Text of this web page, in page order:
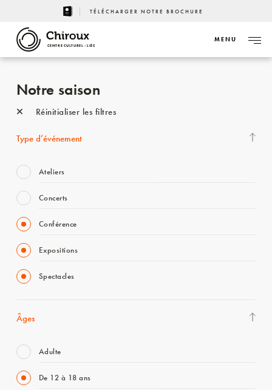
TÉLÉCHARGER NOTRE BROCHURE
CENTRE CULTUREL - LIÈGE
MENU
Notre saison
Réinitialiser les filtres
Type d’événement
Ateliers
Concerts
Conférence
Expositions
Spectacles
Âges
Adulte
De 12 à 18 ans